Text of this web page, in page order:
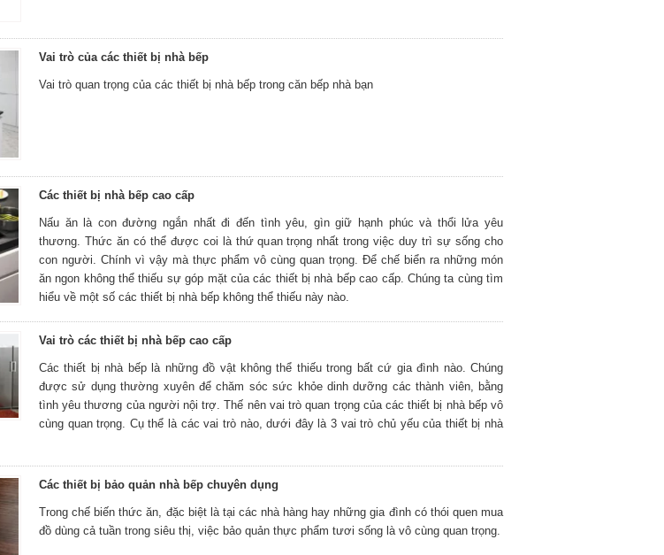
Vai trò của các thiết bị nhà bếp
Vai trò quan trọng của các thiết bị nhà bếp trong căn bếp nhà bạn
Các thiết bị nhà bếp cao cấp
Nấu ăn là con đường ngắn nhất đi đến tình yêu, gìn giữ hạnh phúc và thổi lửa yêu
thương. Thức ăn có thể được coi là thứ quan trọng nhất trong việc duy trì sự sống cho
con người. Chính vì vậy mà thực phẩm vô cùng quan trọng. Để chế biển ra những món
ăn ngon không thể thiếu sự góp mặt của các thiết bị nhà bếp cao cấp. Chúng ta cùng tìm
hiểu về một số các thiết bị nhà bếp không thể thiếu này nào.
Vai trò các thiết bị nhà bếp cao cấp
Các thiết bị nhà bếp là những đồ vật không thể thiếu trong bất cứ gia đình nào. Chúng
được sử dụng thường xuyên để chăm sóc sức khỏe dinh dưỡng các thành viên, bằng
tình yêu thương của người nội trợ. Thế nên vai trò quan trọng của các thiết bị nhà bếp vô
cùng quan trọng. Cụ thể là các vai trò nào, dưới đây là 3 vai trò chủ yếu của thiết bị nhà
Các thiết bị bảo quản nhà bếp chuyên dụng
Trong chế biến thức ăn, đặc biệt là tại các nhà hàng hay những gia đình có thói quen mua
đồ dùng cả tuần trong siêu thị, việc bảo quản thực phẩm tươi sống là vô cùng quan trọng.